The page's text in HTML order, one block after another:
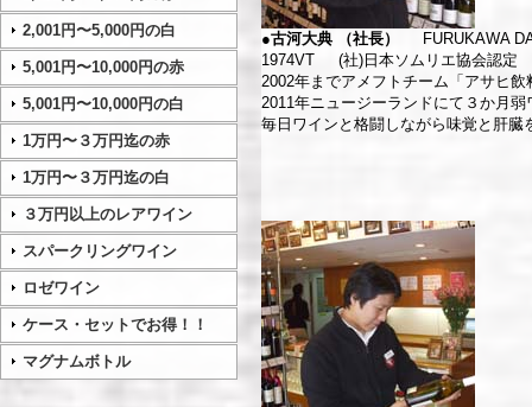
2,001円〜5,000円の白
5,001円〜10,000円の赤
5,001円〜10,000円の白
1万円〜３万円迄の赤
1万円〜３万円迄の白
３万円以上のレアワイン
スパークリングワイン
ロゼワイン
ケース・セットでお得！！
マグナムボトル
●古河大典 （社長）
FURUKAWA
1974VT (社)日本ソムリエ協会認定
2002年までアメフトチーム「アサヒ
2011年ニュージーランドにて３か月
毎日ワインと格闘しながら味覚と肝臓